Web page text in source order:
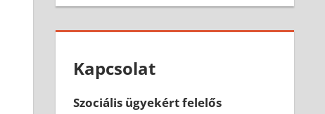
Kapcsolat
Szociális ügyekért felelős